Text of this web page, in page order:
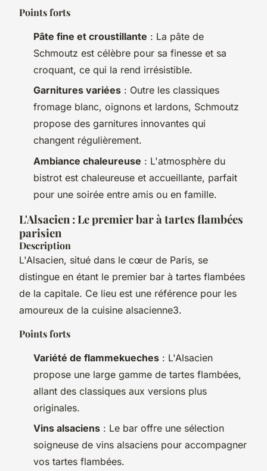
Points forts
Pâte fine et croustillante : La pâte de
Schmoutz est célèbre pour sa finesse et sa
croquant, ce qui la rend irrésistible.
Garnitures variées : Outre les classiques
fromage blanc, oignons et lardons, Schmoutz
propose des garnitures innovantes qui
changent régulièrement.
Ambiance chaleureuse : L'atmosphère du
bistrot est chaleureuse et accueillante, parfait
pour une soirée entre amis ou en famille.
L'Alsacien : Le premier bar à tartes flambées
parisien
Description
L'Alsacien, situé dans le cœur de Paris, se
distingue en étant le premier bar à tartes flambées
de la capitale. Ce lieu est une référence pour les
amoureux de la cuisine alsacienne3.
Points forts
Variété de flammekueches : L'Alsacien
propose une large gamme de tartes flambées,
allant des classiques aux versions plus
originales.
Vins alsaciens : Le bar offre une sélection
soigneuse de vins alsaciens pour accompagner
vos tartes flambées.